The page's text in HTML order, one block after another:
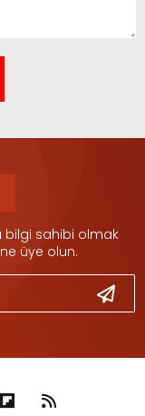
bilgi sahibi olmak
üye olun.